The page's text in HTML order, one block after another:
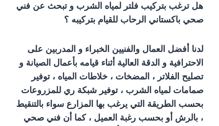
هل ترغب بتركيب فلتر لمياه الشرب و تبحث عن فني
صحي باكستاني الرحاب للقيام بتركيبه ؟
لدنا أفضل العمال والفنيين الخبراء و المدربين على
الاحترافية و الدقة العالية أثناء قيامه بأعمال الصيانة و
تصليح الفلاتر ، المضخات ، خلاطات المياه ، توفير
صمامات لمياه الشرب ، توفير شبكة ري للمزروعات
بحسب الطريقة التي يرغب بها المزارع سواء بالتنقيط
، بالرش أو بحسب رغبة العميل ، كما أن فني صحي